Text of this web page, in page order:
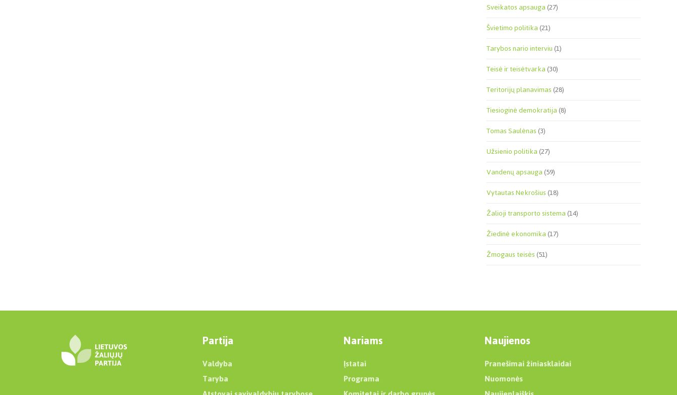
Sveikatos apsauga(27)
Švietimo politika(21)
Tarybos nario interviu(1)
Teisė ir teisėtvarka(30)
Teritorijų planavimas(28)
Tiesioginė demokratija(8)
Tomas Saulėnas(3)
Užsienio politika(27)
Vandenų apsauga(59)
Vytautas Nekrošius(18)
Žalioji transporto sistema(14)
Žiedinė ekonomika(17)
Žmogaus teisės(51)
Partija
Valdyba
Taryba
Nariams
Įstatai
Programa
Naujienos
Pranešimai žiniasklaidai
Nuomonės